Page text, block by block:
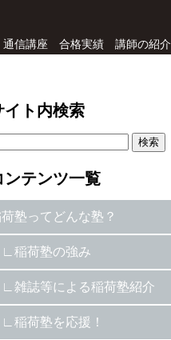
通信講座 合格実績 講師の紹介
イト内検索
ンテンツ一覧
塾ってどんな塾？
稲荷塾の強み
雑誌等による稲荷塾紹介
稲荷塾を応援！